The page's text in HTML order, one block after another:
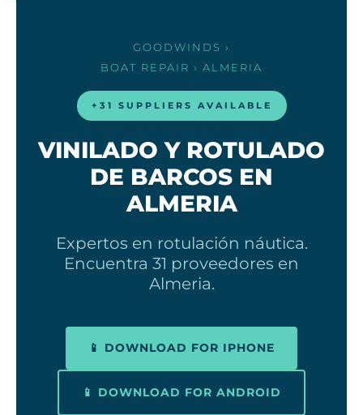
GOODWINDS ›
BOAT REPAIR › ALMERIA
+31 SUPPLIERS AVAILABLE
VINILADO Y ROTULADO
DE BARCOS EN
ALMERIA
Expertos en rotulación náutica.
Encuentra 31 proveedores en
Almeria.
📱 DOWNLOAD FOR IPHONE
📱 DOWNLOAD FOR ANDROID